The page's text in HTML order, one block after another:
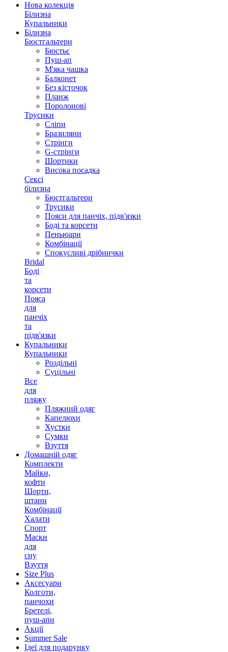
Нова колекція
Білизна
Купальники
Білизна
Бюстгальтери
Бюстьє
Пуш-ап
М'яка чашка
Балконет
Без кісточок
Планж
Поролонові
Трусики
Сліпи
Бразиляни
Стрінги
G-стрінги
Шортики
Висока посадка
Сексі
білизна
Бюстгальтери
Трусики
Пояси для панчіх, підв'язки
Боді та корсети
Пеньюари
Комбінації
Спокусливі дрібнички
Bridal
Боді
та
корсети
Пояса
для
панчіх
та
підв'язки
Купальники
Купальники
Роздільні
Суцільні
Все
для
пляжу
Пляжний одяг
Капелюхи
Хустки
Сумки
Взуття
Домашній одяг
Комплекти
Майки,
кофти
Шорти,
штани
Комбінації
Халати
Спорт
Маски
для
сну
Взуття
Size Plus
Аксесуари
Колготи,
панчохи
Бретелі,
пуш-апи
Акції
Summer Sale
Ідеї для подарунку